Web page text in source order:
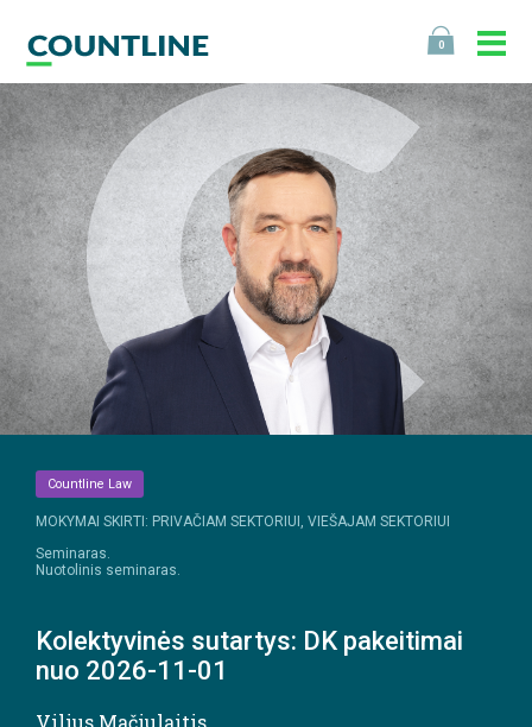
0
Countline Law
MOKYMAI SKIRTI: PRIVAČIAM SEKTORIUI, VIEŠAJAM SEKTORIUI
Seminaras.
Nuotolinis seminaras.
Kolektyvinės sutartys: DK pakeitimai
nuo 2026-11-01
Vilius Mačiulaitis